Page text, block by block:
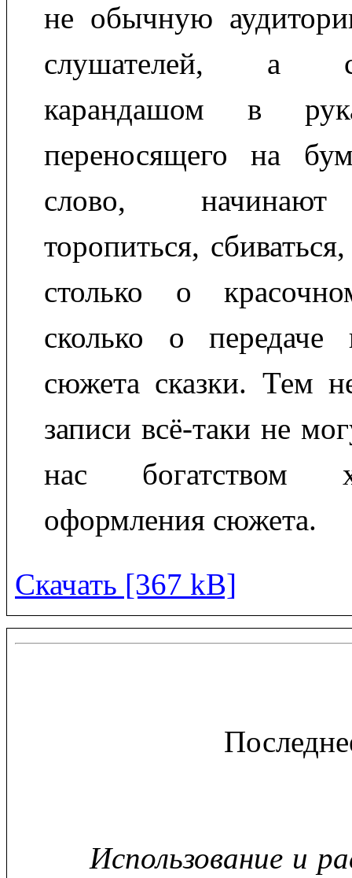
не обычную
слушателей, а
карандашом в
переносящего на
слово, начинают
торопиться,
столько о
сколько о
сюжета сказки. Тем
записи всё-таки не
нас богатством
оформления сюжета.
Скачать [367 kB]
Использование и